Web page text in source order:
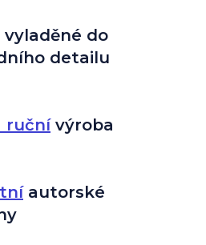
vyladěné do
detailu
ručnívýroba
autorské